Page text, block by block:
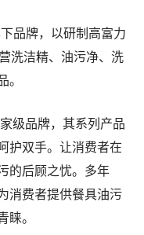
品牌，以研制高富力
洗洁精、油污净、洗
级品牌，其系列产品
护双手。让消费者在
的后顾之忧。多年
消费者提供餐具油污
。